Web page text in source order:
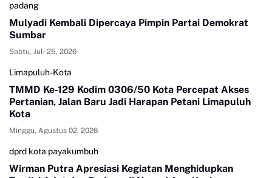
padang
Mulyadi Kembali Dipercaya Pimpin Partai Demokrat
Sumbar
Sabtu, Juli 25, 2026
Limapuluh-Kota
TMMD Ke-129 Kodim 0306/50 Kota Percepat Akses
Pertanian, Jalan Baru Jadi Harapan Petani Limapuluh
Kota
Minggu, Agustus 02, 2026
dprd kota payakumbuh
Wirman Putra Apresiasi Kegiatan Menghidupkan